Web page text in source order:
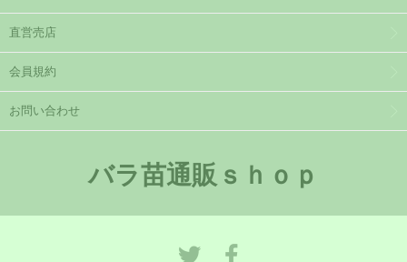
直営売店
会員規約
お問い合わせ
バラ苗通販ｓｈｏｐ